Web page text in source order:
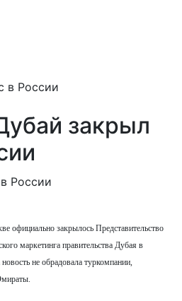
в России
закрыл
официально закрылось Представительство
маркетинга правительства Дубая в
не обрадовала туркомпании,